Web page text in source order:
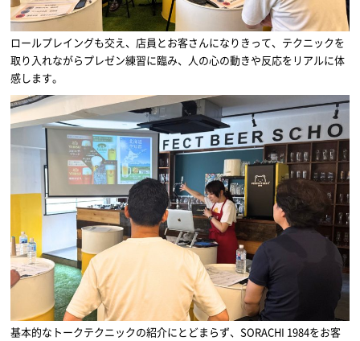
ロールプレイングも交え、店員とお客さんになりきって、テクニックを
取り入れながらプレゼン練習に臨み、人の心の動きや反応をリアルに体
感します。
基本的なトークテクニックの紹介にとどまらず、SORACHI 1984をお客